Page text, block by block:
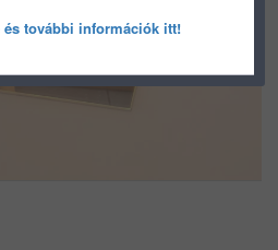
további információk itt!